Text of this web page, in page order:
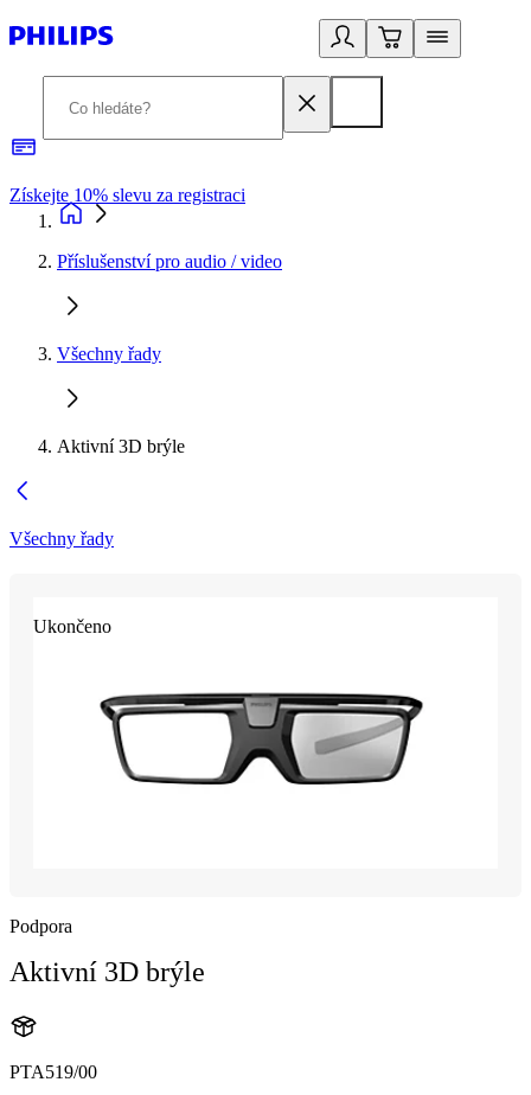
Získejte 10% slevu za registraci
Příslušenství pro audio / video
Všechny řady
Aktivní 3D brýle
Všechny řady
Ukončeno
Podpora
Aktivní 3D brýle
PTA519/00